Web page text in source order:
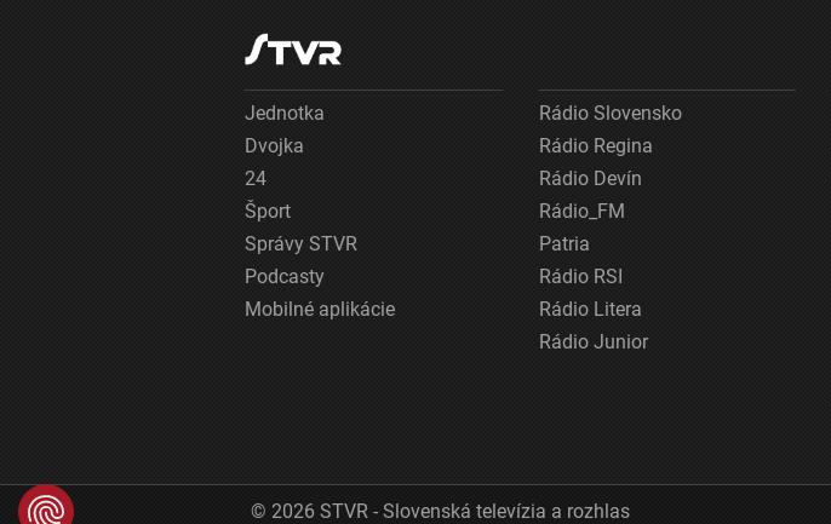
Jednotka
Dvojka
24
Šport
Správy STVR
Podcasty
Mobilné aplikácie
Rádio Slovensko
Rádio Regina
Rádio Devín
Rádio_FM
Patria
Rádio RSI
Rádio Litera
Rádio Junior
© 2026 STVR - Slovenská televízia a rozhlas